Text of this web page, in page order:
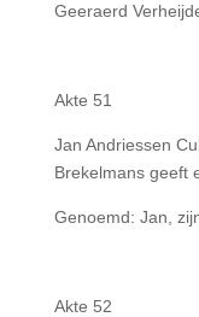
Geeraerd
Akte 51
Jan Andriessen
Brekelmans geeft
Genoemd: Jan,
Akte 52